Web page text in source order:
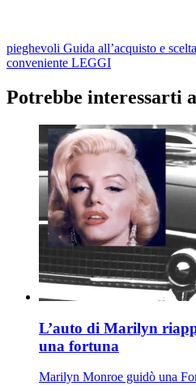
pieghevoli Guida all’acquisto e
conveniente LEGGI
Potrebbe interessarti
L’auto di Marilyn
una fortuna
Marilyn Monroe guidò una